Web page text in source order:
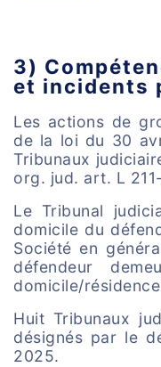
3)
et incidents
Les actions de
de la loi du 30
Tribunaux
org. jud. art. L
Le Tribunal
domicile du
Société en
défendeur
domicile/
Huit Tribunaux
désignés par le
2025.